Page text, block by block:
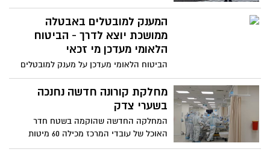
בהדסה יחד עם ארגון ״יד אברהם״, ארגן את
חתונת בנו של החולה מול החלון בבית
החולים, מאחר והיה מאושפז במצב קשה
במחלקה ולא היה סיכוי שישתתף בחתונה -
אם הייתה מתקיימת בכל מקום אחר. למרות
המצב הקשה של האב וההתדרדרות במצבו
החתונה, ואמש שוחרר לביתו
המענק למובטלים באבטלה
ממושכת יוצא לדרך - הביטוח
הלאומי מעדכן מי זכאי
הביטוח הלאומי מעדכן על מענק למובטלים
באבטלה ממושכת (100 ימים ומעלה), אשר
ישולם עד סוף החודש. עושים לכם סדר בכל
הפרטים
מחלקת קורונה חדשה נחנכה
בשערי צדק
המחלקה החדשה שהוקמה בשטח חדר
האוכל של עובדי המרכז מכילה 60 מיטות
אשפוז חדשות עבור מטופלים ומחולקת